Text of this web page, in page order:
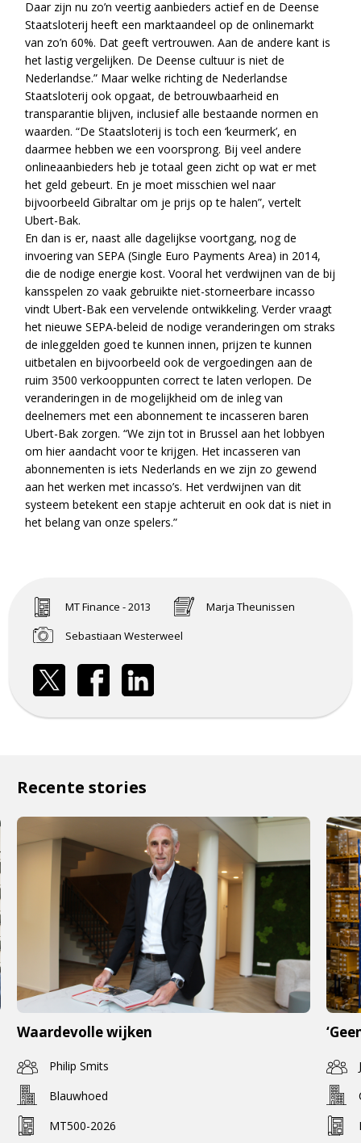
Daar zijn nu zo’n veertig aanbieders actief en de Deense
Staatsloterij heeft een marktaandeel op de onlinemarkt
van zo’n 60%. Dat geeft vertrouwen. Aan de andere kant is
het lastig vergelijken. De Deense cultuur is niet de
Nederlandse.” Maar welke richting de Nederlandse
Staatsloterij ook opgaat, de betrouwbaarheid en
transparantie blijven, inclusief alle bestaande normen en
waarden. “De Staatsloterij is toch een ‘keurmerk’, en
daarmee hebben we een voorsprong. Bij veel andere
onlineaanbieders heb je totaal geen zicht op wat er met
het geld gebeurt. En je moet misschien wel naar
bijvoorbeeld Gibraltar om je prijs op te halen”, vertelt
Ubert-Bak.
En dan is er, naast alle dagelijkse voortgang, nog de
invoering van SEPA (Single Euro Payments Area) in 2014,
die de nodige energie kost. Vooral het verdwijnen van de bij
kansspelen zo vaak gebruikte niet-storneerbare incasso
vindt Ubert-Bak een vervelende ontwikkeling. Verder vraagt
het nieuwe SEPA-beleid de nodige veranderingen om straks
de inleggelden goed te kunnen innen, prijzen te kunnen
uitbetalen en bijvoorbeeld ook de vergoedingen aan de
ruim 3500 verkooppunten correct te laten verlopen. De
veranderingen in de mogelijkheid om de inleg van
deelnemers met een abonnement te incasseren baren
Ubert-Bak zorgen. “We zijn tot in Brussel aan het lobbyen
om hier aandacht voor te krijgen. Het incasseren van
abonnementen is iets Nederlands en we zijn zo gewend
aan het werken met incasso’s. Het verdwijnen van dit
systeem betekent een stapje achteruit en ook dat is niet in
het belang van onze spelers.”
MT Finance - 2013
Marja Theunissen
Sebastiaan Westerweel
Recente stories
Waardevolle wijken
Philip Smits
Blauwhoed
MT500-2026